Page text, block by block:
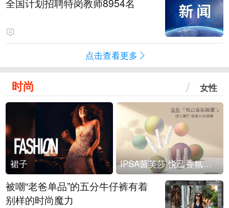
全国计划招聘特岗教师8954名
点击查看更多
时尚 女性
裙子 IPSA茵芙莎 悦己香氛凝露上市
被嘲“老爸单品”的五分牛仔裤有着
别样的时尚魔力